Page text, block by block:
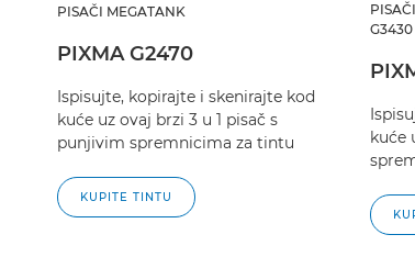
PISAČI MEGATANK
PIXMA G2470
Ispisujte, kopirajte i skenirajte kod
kuće uz ovaj brzi 3 u 1 pisač s
punjivim spremnicima za tintu
KUPITE TINTU
G3430
kuće